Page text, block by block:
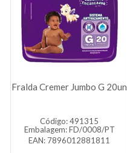
Fralda Cremer Jumbo G 20un
Código: 491315
Embalagem: FD/0008/PT
EAN: 7896012881811